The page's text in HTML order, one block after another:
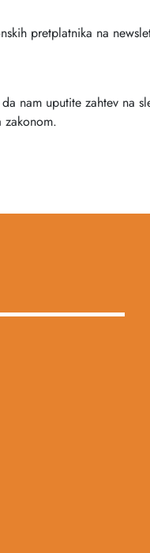
pretplatnika na
nam uputite zahtev na